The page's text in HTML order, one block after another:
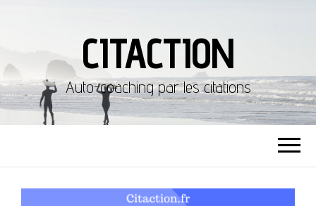
CITACTION
Auto-coaching par les citations